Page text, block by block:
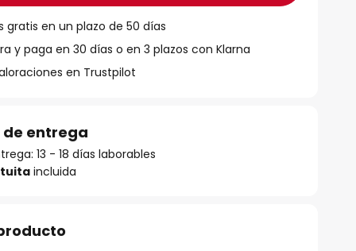
gratis en un plazo de 50 días
y paga en 30 días o en 3 plazos con Klarna
en Trustpilot
entrega
13 - 18 días laborables
incluida